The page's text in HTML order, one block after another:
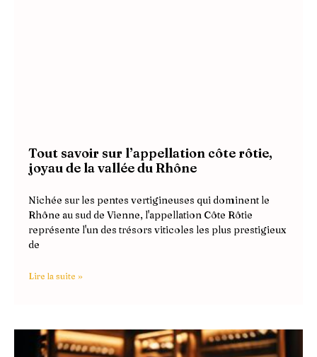
Tout savoir sur l’appellation côte rôtie,
joyau de la vallée du Rhône
Nichée sur les pentes vertigineuses qui dominent le
Rhône au sud de Vienne, l'appellation Côte Rôtie
représente l'un des trésors viticoles les plus prestigieux
de
Lire la suite »